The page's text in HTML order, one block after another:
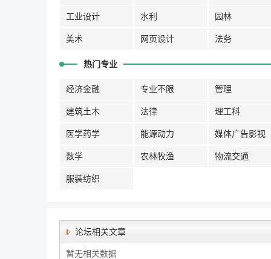
工业设计 水利 园林
美术 网页设计 法务
热门专业
经济金融 专业不限 管理
建筑土木 法律 理工科
医学药学 能源动力 媒体广告影视
数学 农林牧渔 物流交通
服装纺织
论坛相关文章
暂无相关数据